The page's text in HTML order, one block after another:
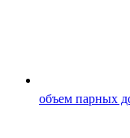
объем парных